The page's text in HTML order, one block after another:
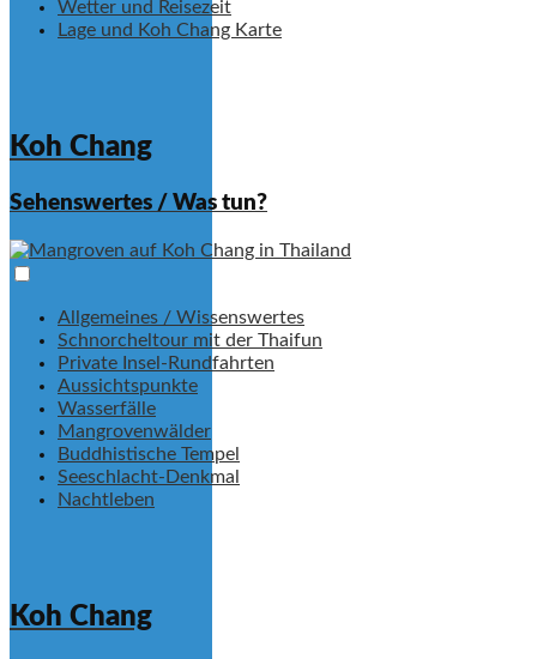
Wetter und Reisezeit
Lage und Koh Chang Karte
Koh Chang
Sehenswertes / Was tun?
Allgemeines / Wissenswertes
Schnorcheltour mit der Thaifun
Private Insel-Rundfahrten
Aussichtspunkte
Wasserfälle
Mangrovenwälder
Buddhistische Tempel
Seeschlacht-Denkmal
Nachtleben
Koh Chang